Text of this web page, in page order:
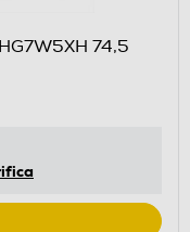
74,5